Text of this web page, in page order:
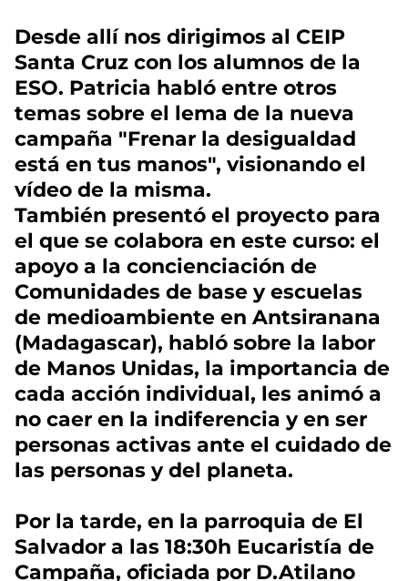
Desde allí nos dirigimos al CEIP
Santa Cruz con los alumnos de la
ESO. Patricia habló entre otros
temas sobre el lema de la nueva
campaña "Frenar la desigualdad
está en tus manos", visionando el
vídeo de la misma.
También presentó el proyecto para
el que se colabora en este curso: el
apoyo a la concienciación de
Comunidades de base y escuelas
de medioambiente en Antsiranana
(Madagascar), habló sobre la labor
de Manos Unidas, la importancia de
cada acción individual, les animó a
no caer en la indiferencia y en ser
personas activas ante el cuidado de
las personas y del planeta.
Por la tarde, en la parroquia de El
Salvador a las 18:30h Eucaristía de
Campaña, oficiada por D.Atilano